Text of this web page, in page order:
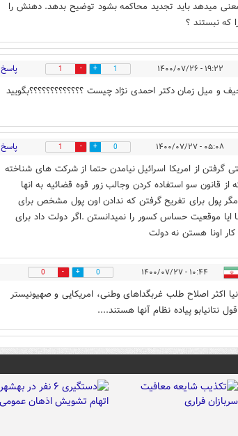
ميدهد بايد تجديد محاكمه بشود توضيح بدهد. دهنش را
كه نبستند ؟
۱۹:۲۲ - ۱۴۰۰/۰۷/۲۶ 1
1 پاسخ
و میل زمان دکتر احمدی نژاد چیست ؟؟؟؟؟؟؟؟؟؟؟؟؟بگویید
۰۵:۰۸ - ۱۴۰۰/۰۷/۲۷ 0
1 پاسخ
از امریکا اسرائیل نیامدن حتما از شرکت های شناخته
قانون سو استفاده کردن وجالب زور قوه قضائیه به انها
پول برای تفریح گرفتن که ندادن اون پول مشخص برای
ایا موقعیت حساس کسور را نمیدانستن .اگر دولت داد برای
اونا هستن نه دولت
۱۰:۴۴ - ۱۴۰۰/۰۷/۲۷ 0
0
اکثر اصلاح طلب غربگداهای وطنی، امریکایی و صهیونیستر
نتانیابو پیاده نظام آنها هستند....